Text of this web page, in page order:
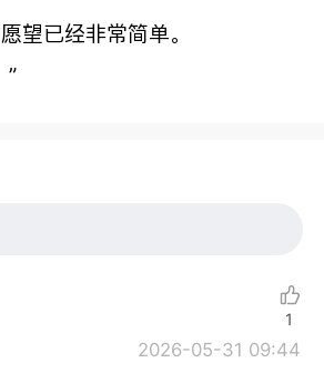
望已经非常简单。
”
2026-05-31 09:44
1